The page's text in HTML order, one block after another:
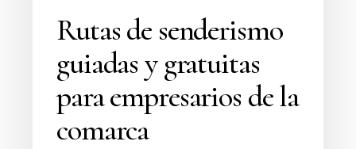
comarca
Rutas de senderismo
guiadas y gratuitas
para empresarios de la
comarca